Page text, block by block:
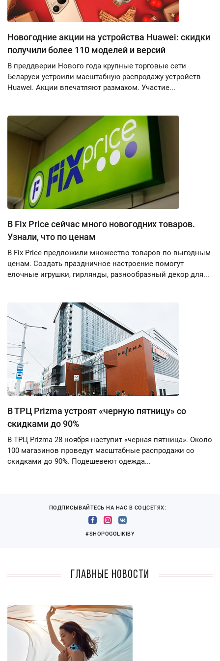
Новогодние акции на устройства Huawei: скидки
получили более 110 моделей и версий
В преддверии Нового года крупные торговые сети
Беларуси устроили масштабную распродажу устройств
Huawei. Акции впечатляют размахом. Участие...
В Fix Price сейчас много новогодних товаров.
Узнали, что по ценам
В Fix Price предложили множество товаров по выгодным
ценам. Создать праздничное настроение помогут
елочные игрушки, гирлянды, разнообразный декор для...
В ТРЦ Prizma устроят «черную пятницу» со
скидками до 90%
В ТРЦ Prizma 28 ноября наступит «черная пятница». Около
100 магазинов проведут масштабные распродажи со
скидками до 90%. Подешевеют одежда...
ПОДПИСЫВАЙТЕСЬ НА НАС В СОЦСЕТЯХ:
#SHOPOGOLIKIBY
Главные новости